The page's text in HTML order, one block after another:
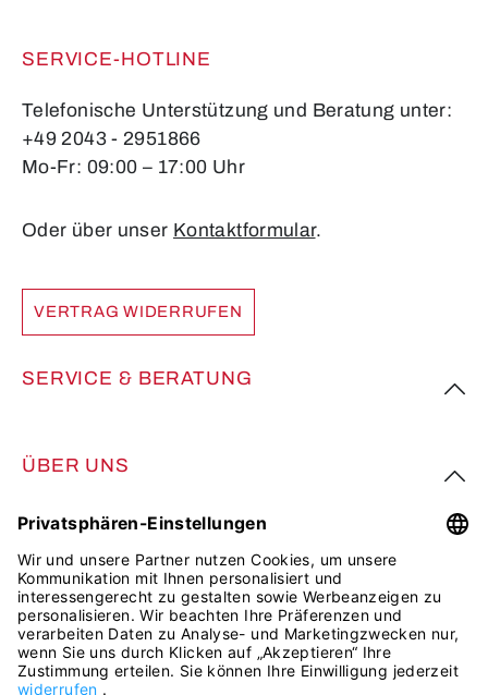
SERVICE-HOTLINE
Telefonische Unterstützung und Beratung unter:
+49 2043 - 2951866
Mo-Fr: 09:00 – 17:00 Uhr
Oder über unser Kontaktformular.
VERTRAG WIDERRUFEN
SERVICE & BERATUNG
ÜBER UNS
FOLGE UNS